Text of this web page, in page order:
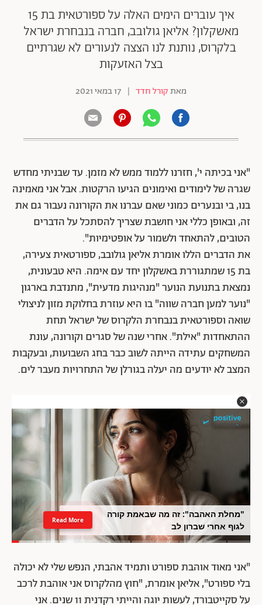
איך עוברים הימים האלה על ספורטאית בת 15
מאשקלון? אליאן גולובב, חברה בנבחרת ישראל
בלקרוס, נותנת לנו הצצה לנעורים לא שגרתיים
בצל האזעקות
מאתקורל חדד | 17 במאי 2021
"אני בכיתה י', חזרנו ללמוד ממש לא מזמן. עד שבניתי מחדש
שגרה של לימודים ואימונים הגיעו הרקטות. אבל אני מאמינה
בנו, בי ובנערים כמוני שאם עברנו את הקורונה נעבור גם את
זה, ובאופן כללי אני חושבת שצריך להסתכל על הדברים
הטובים, להתאחד ולשמור על אופטימיות".
את הדברים הללו אומרת אליאן גולובב, ספורטאית צעירה,
בת 15 שמתגוררת באשקלון יחד עם אימה. היא טבעונית,
נמצאת בתנועת הנוער "מנהיגות מדעית", מתנדבת בארגון
"נוער למען חברה שווה" בו היא עוזרת בחלוקת מזון לניצולי
שואה וספורטאית בנבחרת הלקרוס של ישראל תחת
ההתאחדות "אילת". אחרי שנה של סגרים וקורונה, עונת
המשחקים עתידה הייתה לשוב כבר בחג השבועות, ובעקבות
המצב לא יודעים מה יעלה בגורלן של התחרויות מעבר לים.
"מחלת האהבה": זה מה שבאמת קורה
לגוף אחרי שברון לב
Read More
"אני מאוד אוהבת ספורט ותמיד אהבתי, הנפש שלי לא יכולה
בלי ספורט", אליאן אומרת, "חוץ מהלקרוס אני אוהבת לרכב
על סקייטבורד, לעשות יוגה והייתי רקדנית 11 שנים. אני